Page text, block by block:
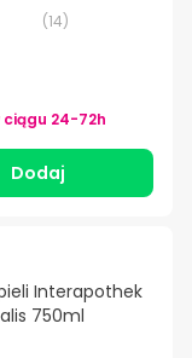
(14)
ciągu 24-72h
Dodaj
Interapothek
750ml